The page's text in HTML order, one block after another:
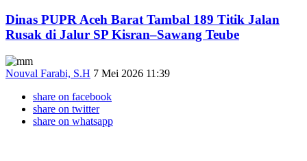
Dinas PUPR Aceh Barat Tambal 189 Titik Jalan
Rusak di Jalur SP Kisran–Sawang Teube
Nouval Farabi, S.H 7 Mei 2026 11:39
share on facebook
share on twitter
share on whatsapp